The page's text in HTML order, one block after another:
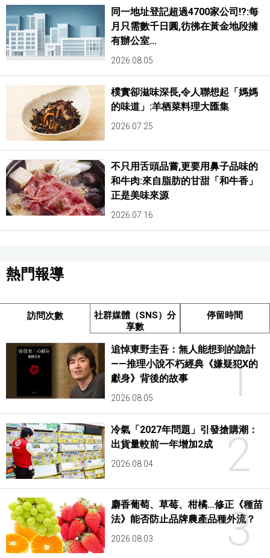
同一地址登記超過4700家公司!?:每
月只需數千日圓,彷彿在黃金地段擁
有辦公室...
2026.08.05
樸實卻滋味深長,令人聯想起「媽媽
的味道」:羊栖菜料理大匯集
2026.07.25
不只用舌頭品嘗,更要用鼻子品味的
和牛肉:來自脂肪的甘甜「和牛香」
正是美味來源
2026.07.16
熱門報導
訪問次數
社群媒體（SNS）分
享數
停留時間
1
追悼東野圭吾：無人能想到的詭計
——推理小說不朽經典《嫌疑犯X的
獻身》背後的故事
2026.08.05
2
冷氣「2027年問題」引發搶購潮：
出貨量較前一年增加2成
2026.08.04
3
麝香葡萄、草莓、柑橘…修正《種苗
法》能否防止品牌農產品種外流？
2026.08.03